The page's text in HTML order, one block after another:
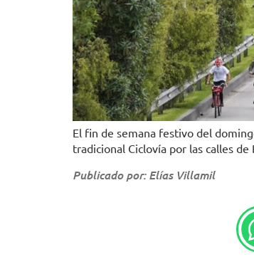
El fin de semana festivo del
tradicional Ciclovía por las calles de
Publicado por: Elías Villamil